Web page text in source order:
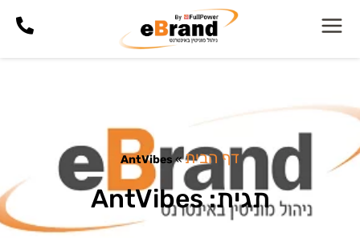
דף הבית»
AntVibes
תגית: AntVibes